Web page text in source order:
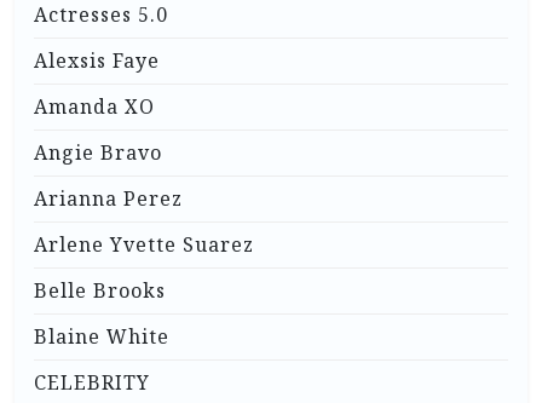
Actresses 5.0
Alexsis Faye
Amanda XO
Angie Bravo
Arianna Perez
Arlene Yvette Suarez
Belle Brooks
Blaine White
CELEBRITY